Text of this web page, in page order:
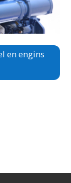
en engins